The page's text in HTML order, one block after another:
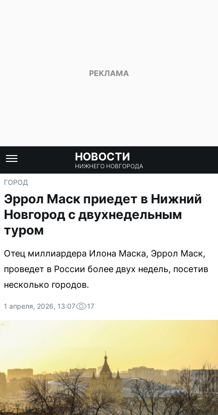
НОВОСТИ
НИЖНЕГО НОВГОРОДА
ГОРОД
Эррол Маск приедет в Нижний
Новгород с двухнедельным
туром
Отец миллиардера Илона Маска, Эррол Маск,
проведет в России более двух недель, посетив
несколько городов.
1 апреля, 2026, 13:07 17